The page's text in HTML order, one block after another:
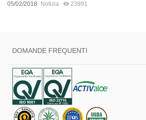
05/02/2018 Notizia 23991
DOMANDE FREQUENTI